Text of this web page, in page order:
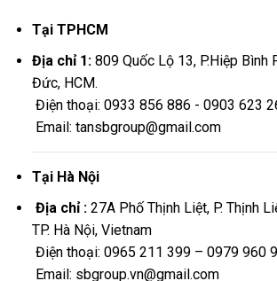
Tại TPHCM
Địa chỉ 1:809 Quốc Lộ 13, P.Hiệp Bình
Đức, HCM.
Điện thoại: 0933 856 886 - 0903 623
Email: tansbgroup@gmail.com
Tại Hà Nội
Địa chỉ :27A Phố Thịnh Liệt, P. Thịnh
TP. Hà Nội, Vietnam
Điện thoại: 0965 211 399 – 0979 960
Email: sbgroup.vn@gmail.com